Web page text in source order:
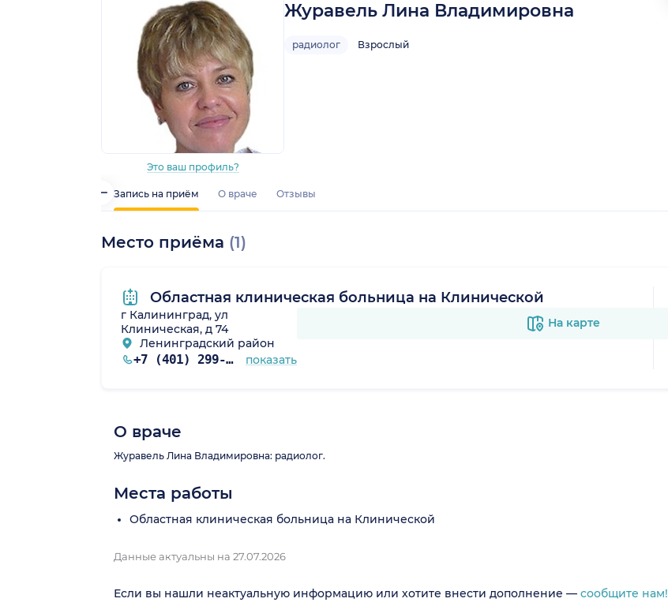
Это ваш профиль?
Журавель Лина Владимировна
радиолог Взрослый
Запись на приём О враче Отзывы
Место приёма (1)
Областная клиническая больница на Клинической
г Калининград, ул
Клиническая, д 74
Ленинградский район
+7 (401) 299-44-80 показать
На карте
О враче
Журавель Лина Владимировна: радиолог.
Места работы
Областная клиническая больница на Клинической
Данные актуальны на 27.07.2026
Если вы нашли неактуальную информацию или хотите внести дополнение — сообщите нам!